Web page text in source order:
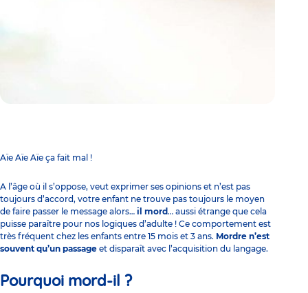
Aïe Aïe Aïe ça fait mal !
A l’âge où il s’oppose, veut exprimer ses opinions et n’est pas
toujours d’accord, votre enfant ne trouve pas toujours le moyen
de faire passer le message alors… il mord… aussi étrange que cela
puisse paraître pour nos logiques d’adulte ! Ce comportement est
très fréquent chez les enfants entre 15 mois et 3 ans. Mordre n’est
souvent qu’un passage et disparaît avec l’acquisition du langage.
Pourquoi mord-il ?